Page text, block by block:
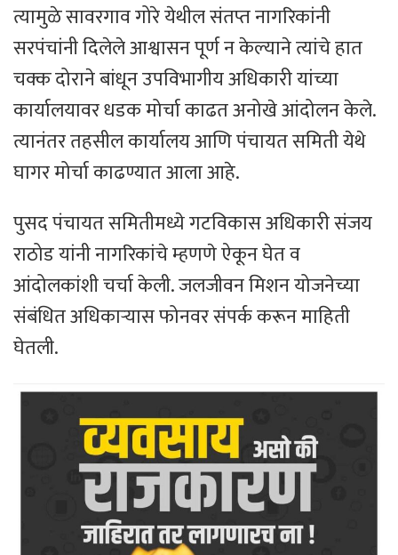
त्यामुळे सावरगाव गोरे येथील संतप्त नागरिकांनी
सरपंचांनी दिलेले आश्वासन पूर्ण न केल्याने त्यांचे हात
चक्क दोराने बांधून उपविभागीय अधिकारी यांच्या
कार्यालयावर धडक मोर्चा काढत अनोखे आंदोलन केले.
त्यानंतर तहसील कार्यालय आणि पंचायत समिती येथे
घागर मोर्चा काढण्यात आला आहे.
पुसद पंचायत समितीमध्ये गटविकास अधिकारी संजय
राठोड यांनी नागरिकांचे म्हणणे ऐकून घेत व
आंदोलकांशी चर्चा केली. जलजीवन मिशन योजनेच्या
संबंधित अधिकाऱ्यास फोनवर संपर्क करून माहिती
घेतली.